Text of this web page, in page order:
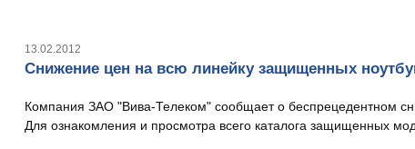
13.02.2012
Снижение цен на всю линейку защищенных
Компания ЗАО "Вива-Телеком" сообщает о беспрецедентном
Для ознакомления и просмотра всего каталога защищенных